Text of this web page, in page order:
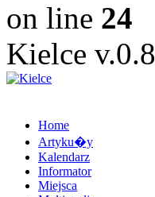
on line 24
Kielce v.0.8
Home
Artyku�y
Kalendarz
Informator
Miejsca